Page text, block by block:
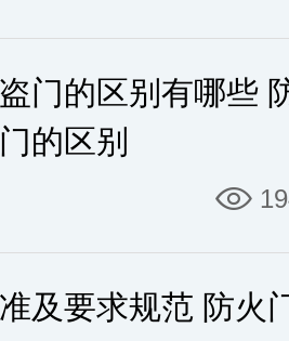
门的区别有哪些
的区别
及要求规范 防火